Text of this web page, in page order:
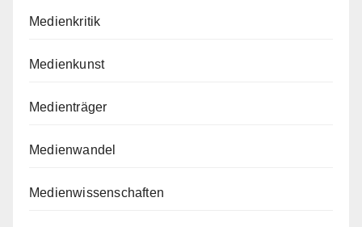
Medienkritik
Medienkunst
Medienträger
Medienwandel
Medienwissenschaften